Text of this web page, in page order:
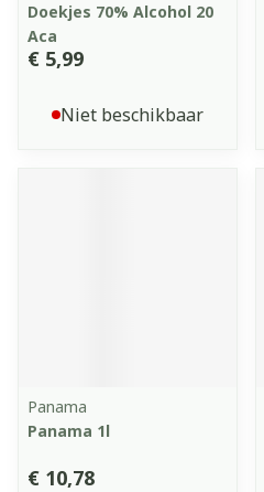
Doekjes 70% Alcohol 20
Aca
€ 5,99
Niet beschikbaar
Panama
Panama 1l
€ 10,78